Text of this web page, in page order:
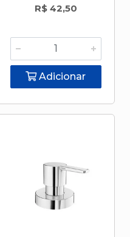
R$ 42,50
Adicionar